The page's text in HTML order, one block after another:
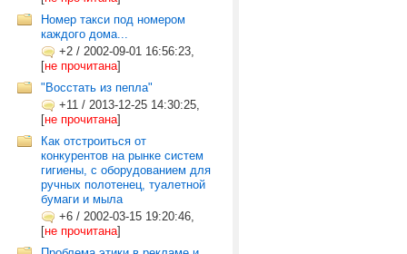
Номер такси под номером
каждого дома...
+2 / 2002-09-01 16:56:23,
[не прочитана]
"Восстать из пепла"
+11 / 2013-12-25 14:30:25,
[не прочитана]
Как отстроиться от
конкурентов на рынке систем
гигиены, с оборудованием для
ручных полотенец, туалетной
бумаги и мыла
+6 / 2002-03-15 19:20:46,
[не прочитана]